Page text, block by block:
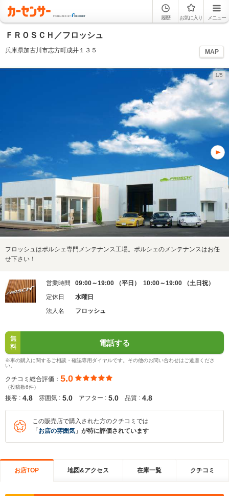
履歴 お気に入り メニュー
ＦＲＯＳＣＨ／フロッシュ
兵庫県加古川市志方町成井１３５ MAP
1/5
フロッシュはポルシェ専門メンテナンス工場。ポルシェのメンテナンスはお任
せ下さい！
営業時間
09:00～19:00 （平日） 10:00～19:00 （土日祝）
定休日
水曜日
法人名
フロッシュ
無
料
電話する
※車の購入に関するご相談・確認専用ダイヤルです。その他のお問い合わせはご遠慮くださ
い。
クチコミ総合評価： 5.0
（投稿数6件）
接客 : 4.8 雰囲気 : 5.0 アフター : 5.0 品質 : 4.8
この販売店で購入された方のクチコミでは
「 お店の雰囲気 」が特に評価されています
お店TOP 地図&アクセス 在庫一覧 クチコミ